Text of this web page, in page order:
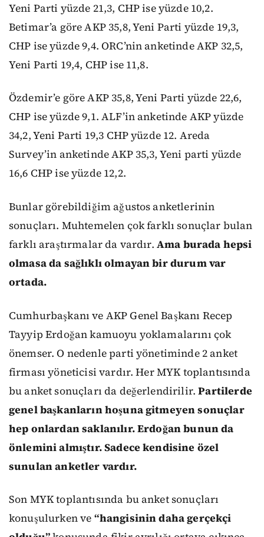
Yeni Parti yüzde 21,3, CHP ise yüzde 10,2.
Betimar’a göre AKP 35,8, Yeni Parti yüzde 19,3,
CHP ise yüzde 9,4. ORC’nin anketinde AKP 32,5,
Yeni Parti 19,4, CHP ise 11,8.
Özdemir’e göre AKP 35,8, Yeni Parti yüzde 22,6,
CHP ise yüzde 9,1. ALF’in anketinde AKP yüzde
34,2, Yeni Parti 19,3 CHP yüzde 12. Areda
Survey’in anketinde AKP 35,3, Yeni parti yüzde
16,6 CHP ise yüzde 12,2.
Bunlar görebildiğim ağustos anketlerinin
sonuçları. Muhtemelen çok farklı sonuçlar bulan
farklı araştırmalar da vardır. Ama burada hepsi
olmasa da sağlıklı olmayan bir durum var
ortada.
Cumhurbaşkanı ve AKP Genel Başkanı Recep
Tayyip Erdoğan kamuoyu yoklamalarını çok
önemser. O nedenle parti yönetiminde 2 anket
firması yöneticisi vardır. Her MYK toplantısında
bu anket sonuçları da değerlendirilir.Partilerde
genel başkanların hoşuna gitmeyen sonuçlar
hep onlardan saklanılır. Erdoğan bunun da
önlemini almıştır. Sadece kendisine özel
sunulan anketler vardır.
Son MYK toplantısında bu anket sonuçları
konuşulurken ve “hangisinin daha gerçekçi